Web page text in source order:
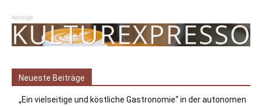
Anzeige
Neueste Beiträge
„Ein vielseitige und köstliche Gastronomie“ in der autonomen